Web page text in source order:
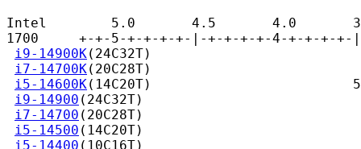
Intel        5.0       4.5       4.0
1700     +-+-5-+-+-+-+-|-+-+-+-+-4-+-+-+-+-|-
i9-14900K(24C32T)
i7-14700K(20C28T)
i5-14600K(14C20T)
i9-14900 (24C32T)
i7-14700 (20C28T)
i5-14500 (14C20T)
i5-14400 (10C16T)